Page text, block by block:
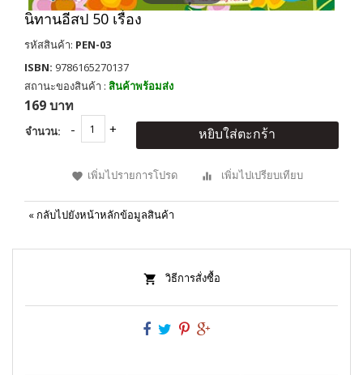
นิทานอีสป 50 เรื่อง
รหัสสินค้า: PEN-03
ISBN: 9786165270137
สถานะของสินค้า : สินค้าพร้อมส่ง
169 บาท
จำนวน: หยิบใส่ตะกร้า
เพิ่มไปรายการโปรด เพิ่มไปเปรียบเทียบ
« กลับไปยังหน้าหลักข้อมูลสินค้า
วิธีการสั่งซื้อ